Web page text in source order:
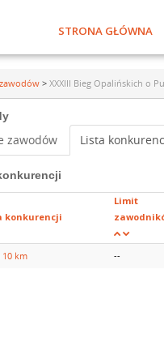
STRONA GŁÓWNA
> XXXIII Bieg Opalińskich o
zawodów Lista
konkurencji
Limit
10 km --